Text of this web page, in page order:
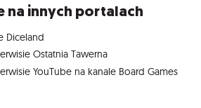
na innych portalach
Diceland
Ostatnia Tawerna
YouTube na kanale Board Games